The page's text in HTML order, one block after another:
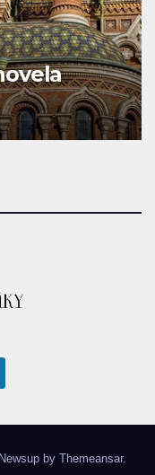
by Themeansar.